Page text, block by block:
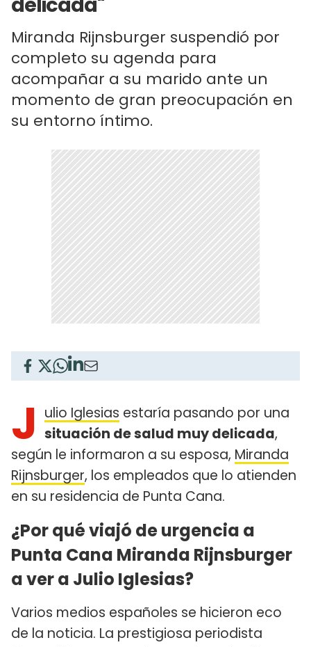
Miranda Rijnsburger suspendió por
completo su agenda para
acompañar a su marido ante un
momento de gran preocupación en
su entorno íntimo.
J ulio Iglesias estaría pasando por una
situación de salud muy delicada,
según le informaron a su esposa, Miranda
Rijnsburger, los empleados que lo atienden
en su residencia de Punta Cana.
¿Por qué viajó de urgencia a
Punta Cana Miranda Rijnsburger
a ver a Julio Iglesias?
Varios medios españoles se hicieron eco
de la noticia. La prestigiosa periodista